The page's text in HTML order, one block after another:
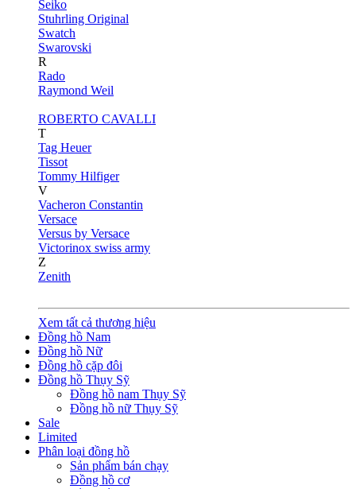
Seiko
Stuhrling Original
Swatch
Swarovski
R
Rado
Raymond Weil
ROBERTO CAVALLI
T
Tag Heuer
Tissot
Tommy Hilfiger
V
Vacheron Constantin
Versace
Versus by Versace
Victorinox swiss army
Z
Zenith
Xem tất cả thương hiệu
Đồng hồ Nam
Đồng hồ Nữ
Đồng hồ cặp đôi
Đồng hồ Thụy Sỹ
Đồng hồ nam Thụy Sỹ
Đồng hồ nữ Thụy Sỹ
Sale
Limited
Phân loại đồng hồ
Sản phẩm bán chạy
Đồng hồ cơ